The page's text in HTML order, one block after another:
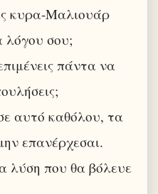
κυρα-Μαλιουάρ
λόγου σου;
πάντα να
αυτό καθόλου, τα
επανέρχεσαι.
λύση που θα βόλευε